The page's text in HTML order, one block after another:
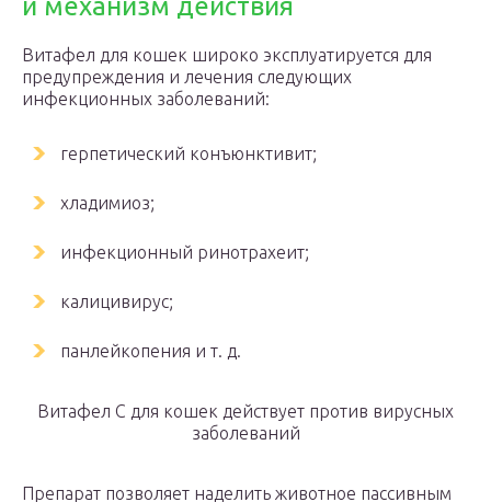
и механизм действия
Витафел для кошек широко эксплуатируется для
предупреждения и лечения следующих
инфекционных заболеваний:
герпетический конъюнктивит;
хладимиоз;
инфекционный ринотрахеит;
калицивирус;
панлейкопения и т. д.
Витафел С для кошек действует против вирусных
заболеваний
Препарат позволяет наделить животное пассивным